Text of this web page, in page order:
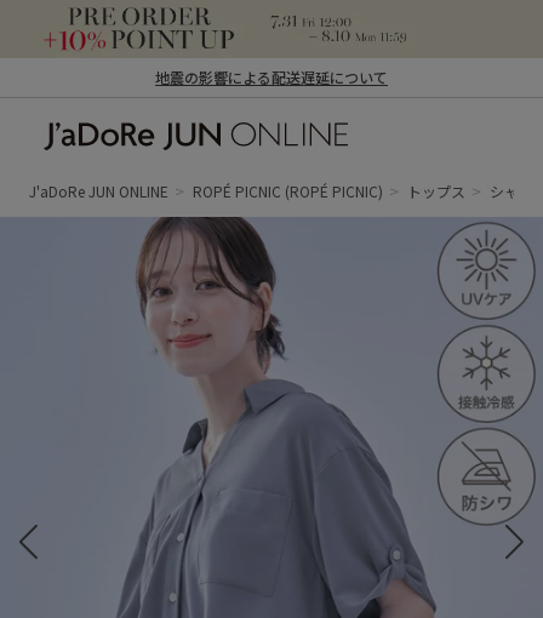
地震の影響による配送遅延について
ン オンライン）
J'aDoRe JUN ONLINE ROPÉ PICNIC (ROPÉ PICNIC) トップス シャツ